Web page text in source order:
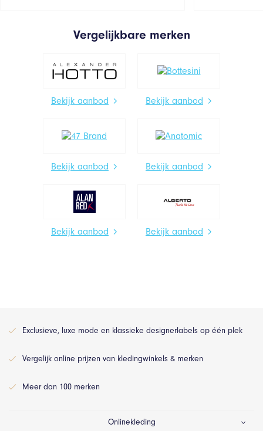
Vergelijkbare merken
Bekijk aanbod Bekijk aanbod
Bekijk aanbod Bekijk aanbod
Bekijk aanbod Bekijk aanbod
Exclusieve, luxe mode en klassieke designerlabels op één plek
Vergelijk online prijzen van kledingwinkels & merken
Meer dan 100 merken
Onlinekleding